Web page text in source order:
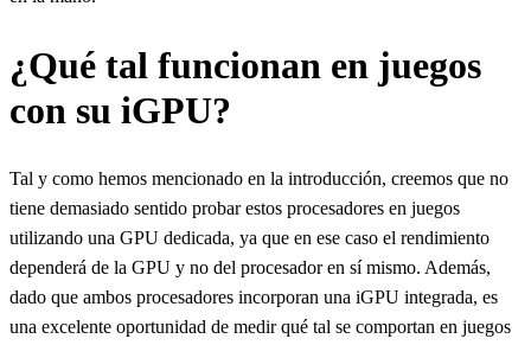
¿Qué tal funcionan en juegos
con su iGPU?
Tal y como hemos mencionado en la introducción, creemos que no
tiene demasiado sentido probar estos procesadores en juegos
utilizando una GPU dedicada, ya que en ese caso el rendimiento
dependerá de la GPU y no del procesador en sí mismo. Además,
dado que ambos procesadores incorporan una iGPU integrada, es
una excelente oportunidad de medir qué tal se comportan en juegos